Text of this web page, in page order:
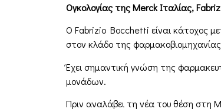
Ογκολογίας της Merck Ιταλίας,
Ο Fabrizio Bocchetti είναι κάτοχος
στον κλάδο της
Έχει σημαντική γνώση της
μονάδων.
Πριν αναλάβει τη νέα του θέση στη